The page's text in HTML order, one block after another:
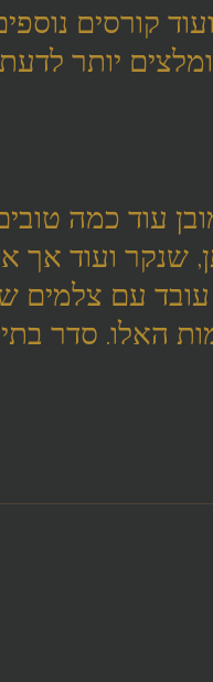
קורסים
יותר
עוד כמה
שנקר ועוד אך
עם צלמים
האלו. סדר